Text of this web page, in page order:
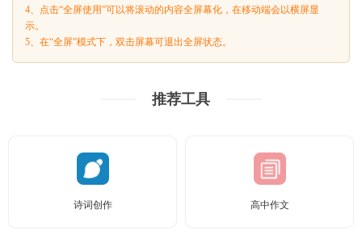
4、点击“全屏使用”可以将滚动的内容全屏幕化，在移动端会以横屏显
示。
5、在“全屏”模式下，双击屏幕可退出全屏状态。
推荐工具
诗词创作 高中作文